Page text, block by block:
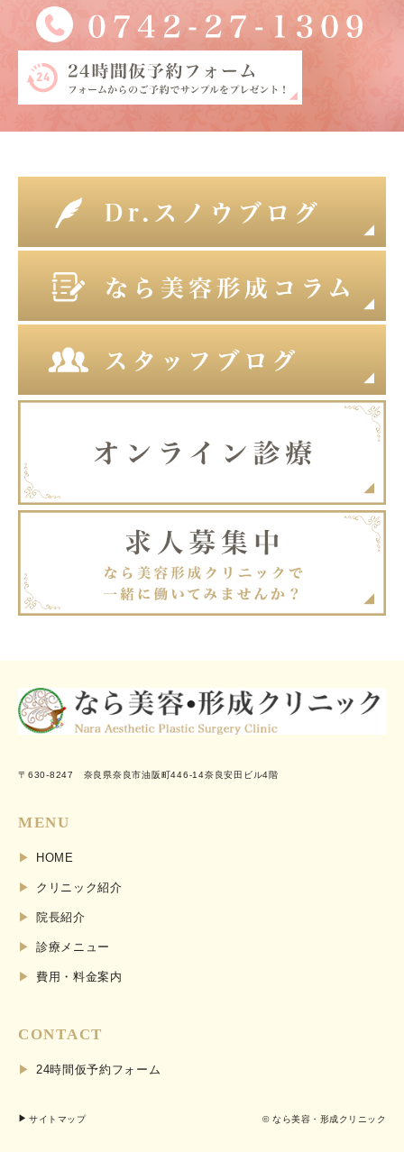
〒630-8247 奈良県奈良市油阪町446-14奈良安田ビル4階
MENU
HOME
クリニック紹介
院長紹介
診療メニュー
費用・料金案内
CONTACT
24時間仮予約フォーム
サイトマップ © なら美容・形成クリニック